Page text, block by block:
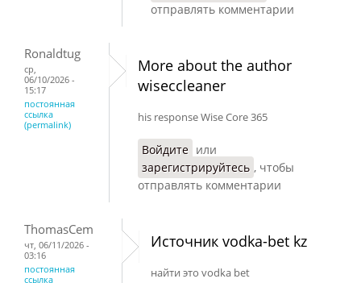
отправлять комментарии
Ronaldtug
ср,
06/10/2026 -
15:17
постоянная
ссылка
(permalink)
More about the author
wiseccleaner
his response Wise Core 365
Войдите или
зарегистрируйтесь , чтобы
отправлять комментарии
ThomasCem
чт, 06/11/2026 -
03:16
постоянная
ссылка
Источник vodka-bet kz
найти это vodka bet